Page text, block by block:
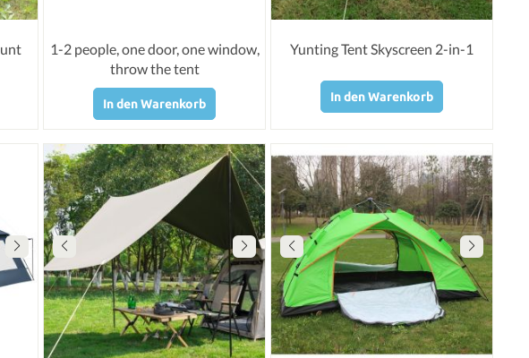
1-2 people, one door, one window,
throw the tent
In den Warenkorb
Yunting Tent Skyscreen 2-in-1
In den Warenkorb